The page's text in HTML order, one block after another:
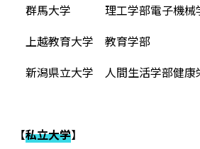
群馬大学 理工学部電子機械
上越教育大学 教育学部
新潟県立大学 人間生活学部健康
【私立大学】